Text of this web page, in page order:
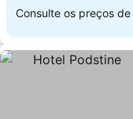
Consulte os preços de